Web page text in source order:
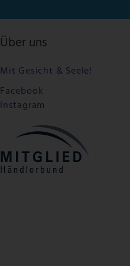
Über uns
Mit Gesicht & Seele!
Facebook
Instagram